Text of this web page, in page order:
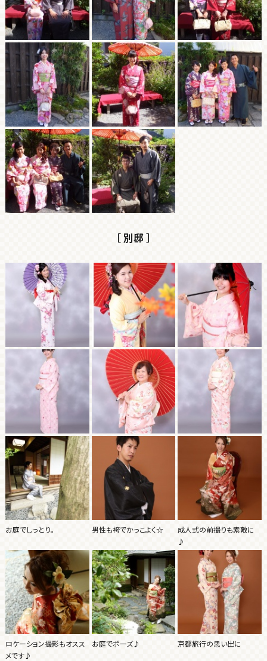
［ 別邸 ］
お庭でしっとり。 男性も袴でかっこよく☆
成人式の前撮りも素敵に
♪
ロケーション撮影もオスス
メです♪
お庭でポーズ♪ 京都旅行の思い出に